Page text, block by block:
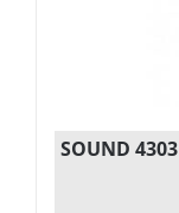
SOUND